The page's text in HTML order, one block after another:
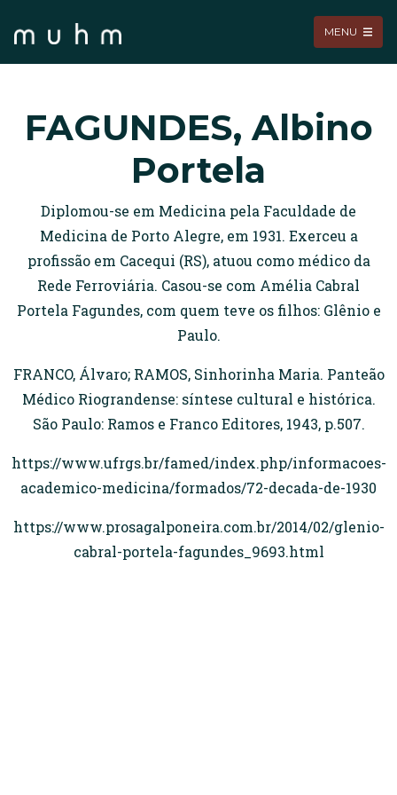
MENU
FAGUNDES, Albino
Portela
Diplomou-se em Medicina pela Faculdade de
Medicina de Porto Alegre, em 1931. Exerceu a
profissão em Cacequi (RS), atuou como médico da
Rede Ferroviária. Casou-se com Amélia Cabral
Portela Fagundes, com quem teve os filhos: Glênio e
Paulo.
FRANCO, Álvaro; RAMOS, Sinhorinha Maria. Panteão
Médico Riograndense: síntese cultural e histórica.
São Paulo: Ramos e Franco Editores, 1943, p.507.
https://www.ufrgs.br/famed/index.php/informacoes-
academico-medicina/formados/72-decada-de-1930
https://www.prosagalponeira.com.br/2014/02/glenio-
cabral-portela-fagundes_9693.html